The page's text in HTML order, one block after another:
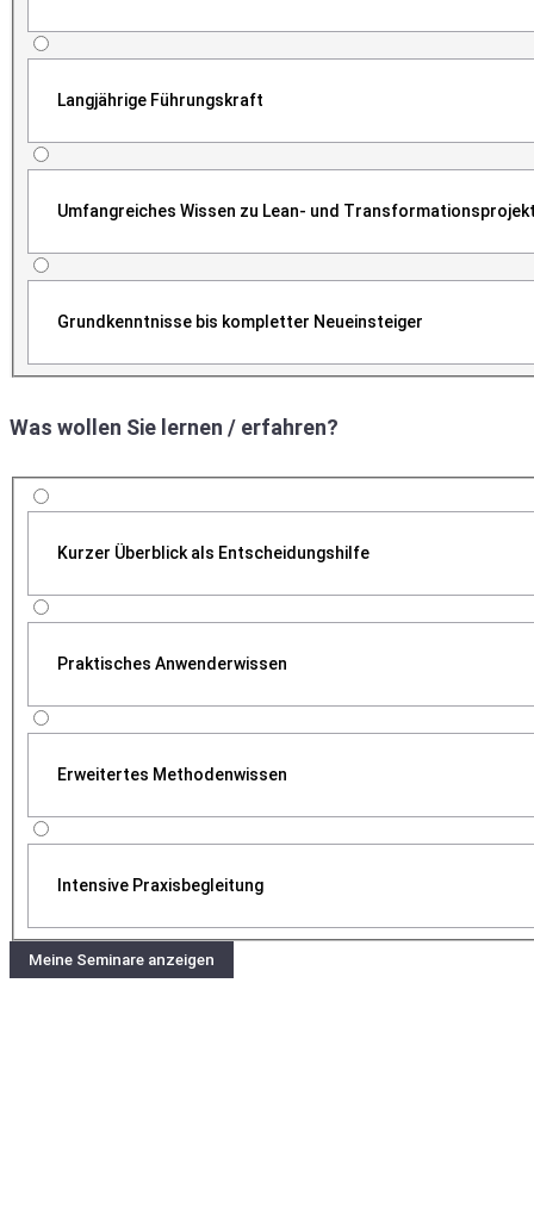
Langjährige Führungskraft
Umfangreiches Wissen zu Lean- und
Grundkenntnisse bis kompletter Neueinsteiger
Was wollen Sie lernen / erfahren?
Kurzer Überblick als Entscheidungshilfe
Praktisches Anwenderwissen
Erweitertes Methodenwissen
Intensive Praxisbegleitung
Meine Seminare anzeigen